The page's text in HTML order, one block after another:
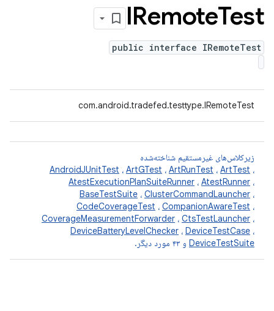
IRemoteTest
public interface IRemoteTest
com.android.tradefed.testtype.IRemoteTest
زیرکلاس‌های غیرمستقیم شناخته‌شده
AndroidJUnitTest ، ArtGTest ، ArtRunTest ، ArtTest ،
AtestExecutionPlanSuiteRunner ، AtestRunner ،
BaseTestSuite ، ClusterCommandLauncher ،
CodeCoverageTest ، CompanionAwareTest ،
CoverageMeasurementForwarder ، CtsTestLauncher ،
DeviceBatteryLevelChecker ، DeviceTestCase ،
DeviceTestSuite و ۴۳ مورد دیگر.